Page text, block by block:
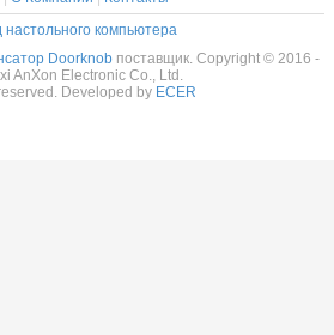
настольного компьютера
Doorknob поставщик. Copyright © 2016 -
AnXon Electronic Co., Ltd.
Developed by ECER